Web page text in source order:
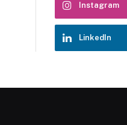
Instagram
LinkedIn